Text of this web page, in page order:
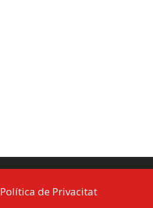
Política de Privacitat